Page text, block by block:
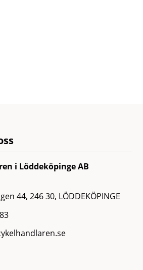
i Löddeköpinge AB
44, 246 30, LÖDDEKÖPINGE